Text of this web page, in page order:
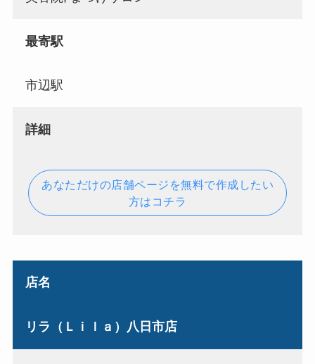
最寄駅
市辺駅
詳細
あなただけの店舗ページを無料で作成したい
方はコチラ
店名
リラ（Ｌｉｌａ）八日市店